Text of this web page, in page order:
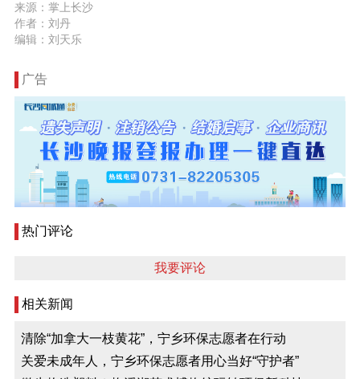
来源：掌上长沙
作者：刘丹
编辑：刘天乐
广告
热门评论
我要评论
相关新闻
清除“加拿大一枝黄花”，宁乡环保志愿者在行动
关爱未成年人，宁乡环保志愿者用心当好“守护者”